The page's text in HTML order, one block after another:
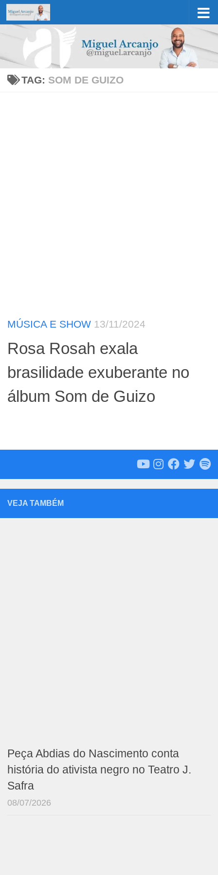
Skip to content
TAG: SOM DE GUIZO
MÚSICA E SHOW 13/11/2024
Rosa Rosah exala
brasilidade exuberante no
álbum Som de Guizo
VEJA TAMBÉM
Peça Abdias do Nascimento conta
história do ativista negro no Teatro J.
Safra
08/07/2026